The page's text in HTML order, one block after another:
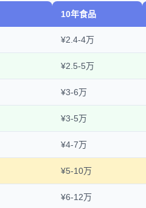
10年食品
¥2.4-4万
¥2.5-5万
¥3-6万
¥3-5万
¥4-7万
¥5-10万
¥6-12万